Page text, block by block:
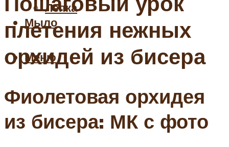
Лепка
Мыло
Меню
плетения нежных
орхидей из бисера
Фиолетовая орхидея
из бисера: МК с фото